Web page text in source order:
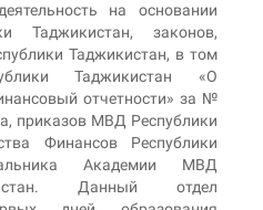
на основании
Таджикистан, законов,
Таджикистан, в том
Таджикистан «О
отчетности» за №
приказов МВД Республики
Финансов Республики
Академии МВД
Данный отдел